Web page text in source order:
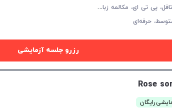
آ
یلتس، تافل، پی تی ای، مکالمه زبان انگلیسی، گرامر زبان انگلیسی، زبان انگلیسی تجاری، زبان انگلیسی آمریکایی، زبان انگلیسی کنکور ارشد، دولینگو، زبان انگلیسی عمومی، زبان انگلیسی کانادایی
حرفه‌ای
رزرو جلسه آزمایشی
Rose
رایگان